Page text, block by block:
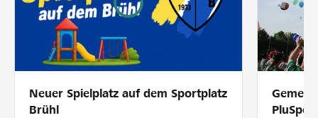
Unterstützen
Hilfe & Support
Partner / Raiffeisenbank
Neuer Spielplatz auf dem Sportplatz
Brühl